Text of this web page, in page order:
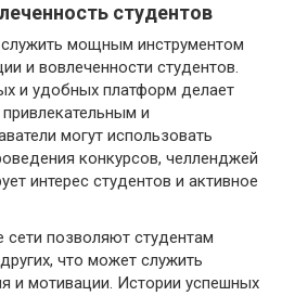
студентов
мощным инструментом
и вовлеченности студентов.
и удобных платформ делает
и
могут использовать
конкурсов, челленджей
интерес студентов и активное
позволяют студентам
что может служить
и мотивации. Истории успешных